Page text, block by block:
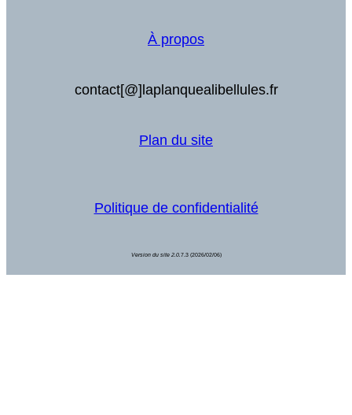
À propos
contact[@]laplanquealibellules.fr
Plan du site
Politique de confidentialité
Version du site 2.0. 7.3 (2026/02/06)